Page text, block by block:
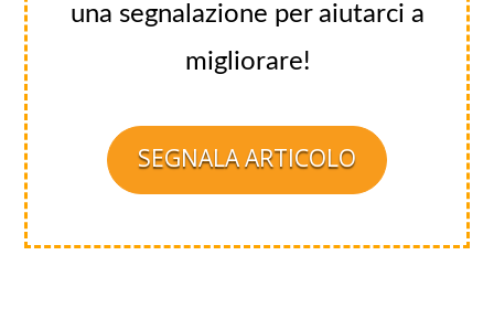
una segnalazione per aiutarci a
migliorare!
SEGNALA ARTICOLO